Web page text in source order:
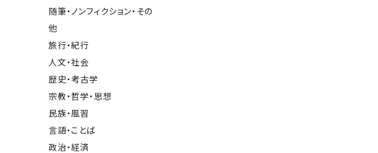
随筆・ノンフィクション・その
他
旅行・紀行
人文・社会
歴史・考古学
宗教・哲学・思想
民族・風習
言語・ことば
政治・経済